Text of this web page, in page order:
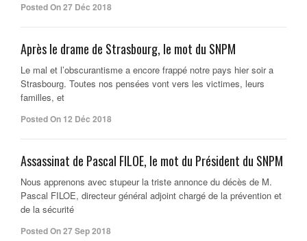
Posted On 27 Déc 2018
Après le drame de Strasbourg, le mot du SNPM
Le mal et l’obscurantisme a encore frappé notre pays hier soir a
Strasbourg. Toutes nos pensées vont vers les victimes, leurs
familles, et
Posted On 12 Déc 2018
Assassinat de Pascal FILOE, le mot du Président du SNPM
Nous apprenons avec stupeur la triste annonce du décès de M.
Pascal FILOE, directeur général adjoint chargé de la prévention et
de la sécurité
Posted On 27 Sep 2018